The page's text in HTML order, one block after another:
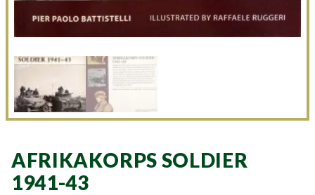
AFRIKAKORPS SOLDIER
1941-43